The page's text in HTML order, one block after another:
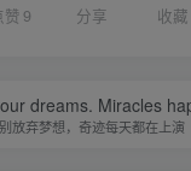
赞 9 分享 收藏
dreams. Miracles
别放弃梦想，奇迹每天都在上演